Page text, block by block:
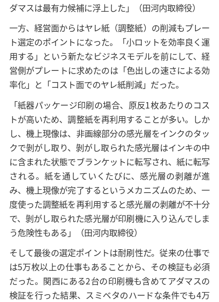
ダマスは最有力候補に浮上した」（田河内取締役）
一方、経営面からはヤレ紙（調整紙）の削減もプレー
ト選定のポイントになった。「小ロットを効率良く運
用する」という新たなビジネスモデルを前にして、経
営側がプレートに求めたのは「色出しの速さによる効
率化」と「コスト面でのヤレ紙削減」だった。
「紙器パッケージ印刷の場合、原反1枚あたりのコス
トが高いため、調整紙を再利用することが多い。しか
し、機上現像は、非画線部分の感光層をインクのタッ
クで剝がし取り、剝がし取られた感光層はインキの中
に含まれた状態でブランケットに転写され、紙に転写
される。紙を通していくたびに、感光層の剥離が進
み、機上現像が完了するというメカニズムのため、一
度使った調整紙を再利用すると感光層の剥離が不十分
で、剝がし取られた感光層が印刷機に入り込んでしま
う危険性もある」（田河内取締役）
そして最後の選定ポイントは耐刷性だ。従来の仕事で
は5万枚以上の仕事もあることから、その検証も必須
だった。関西にある2台の印刷機も含めてアダマスの
検証を行った結果、スミベタのハードな条件でも4万